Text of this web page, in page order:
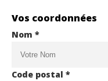
Vos coordonnées
Nom *
Code postal *